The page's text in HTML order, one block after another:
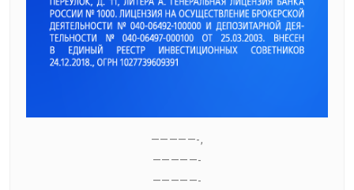
—————-,
—————-
—————-